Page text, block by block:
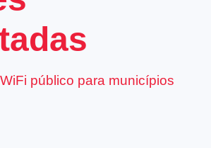
público para municípios